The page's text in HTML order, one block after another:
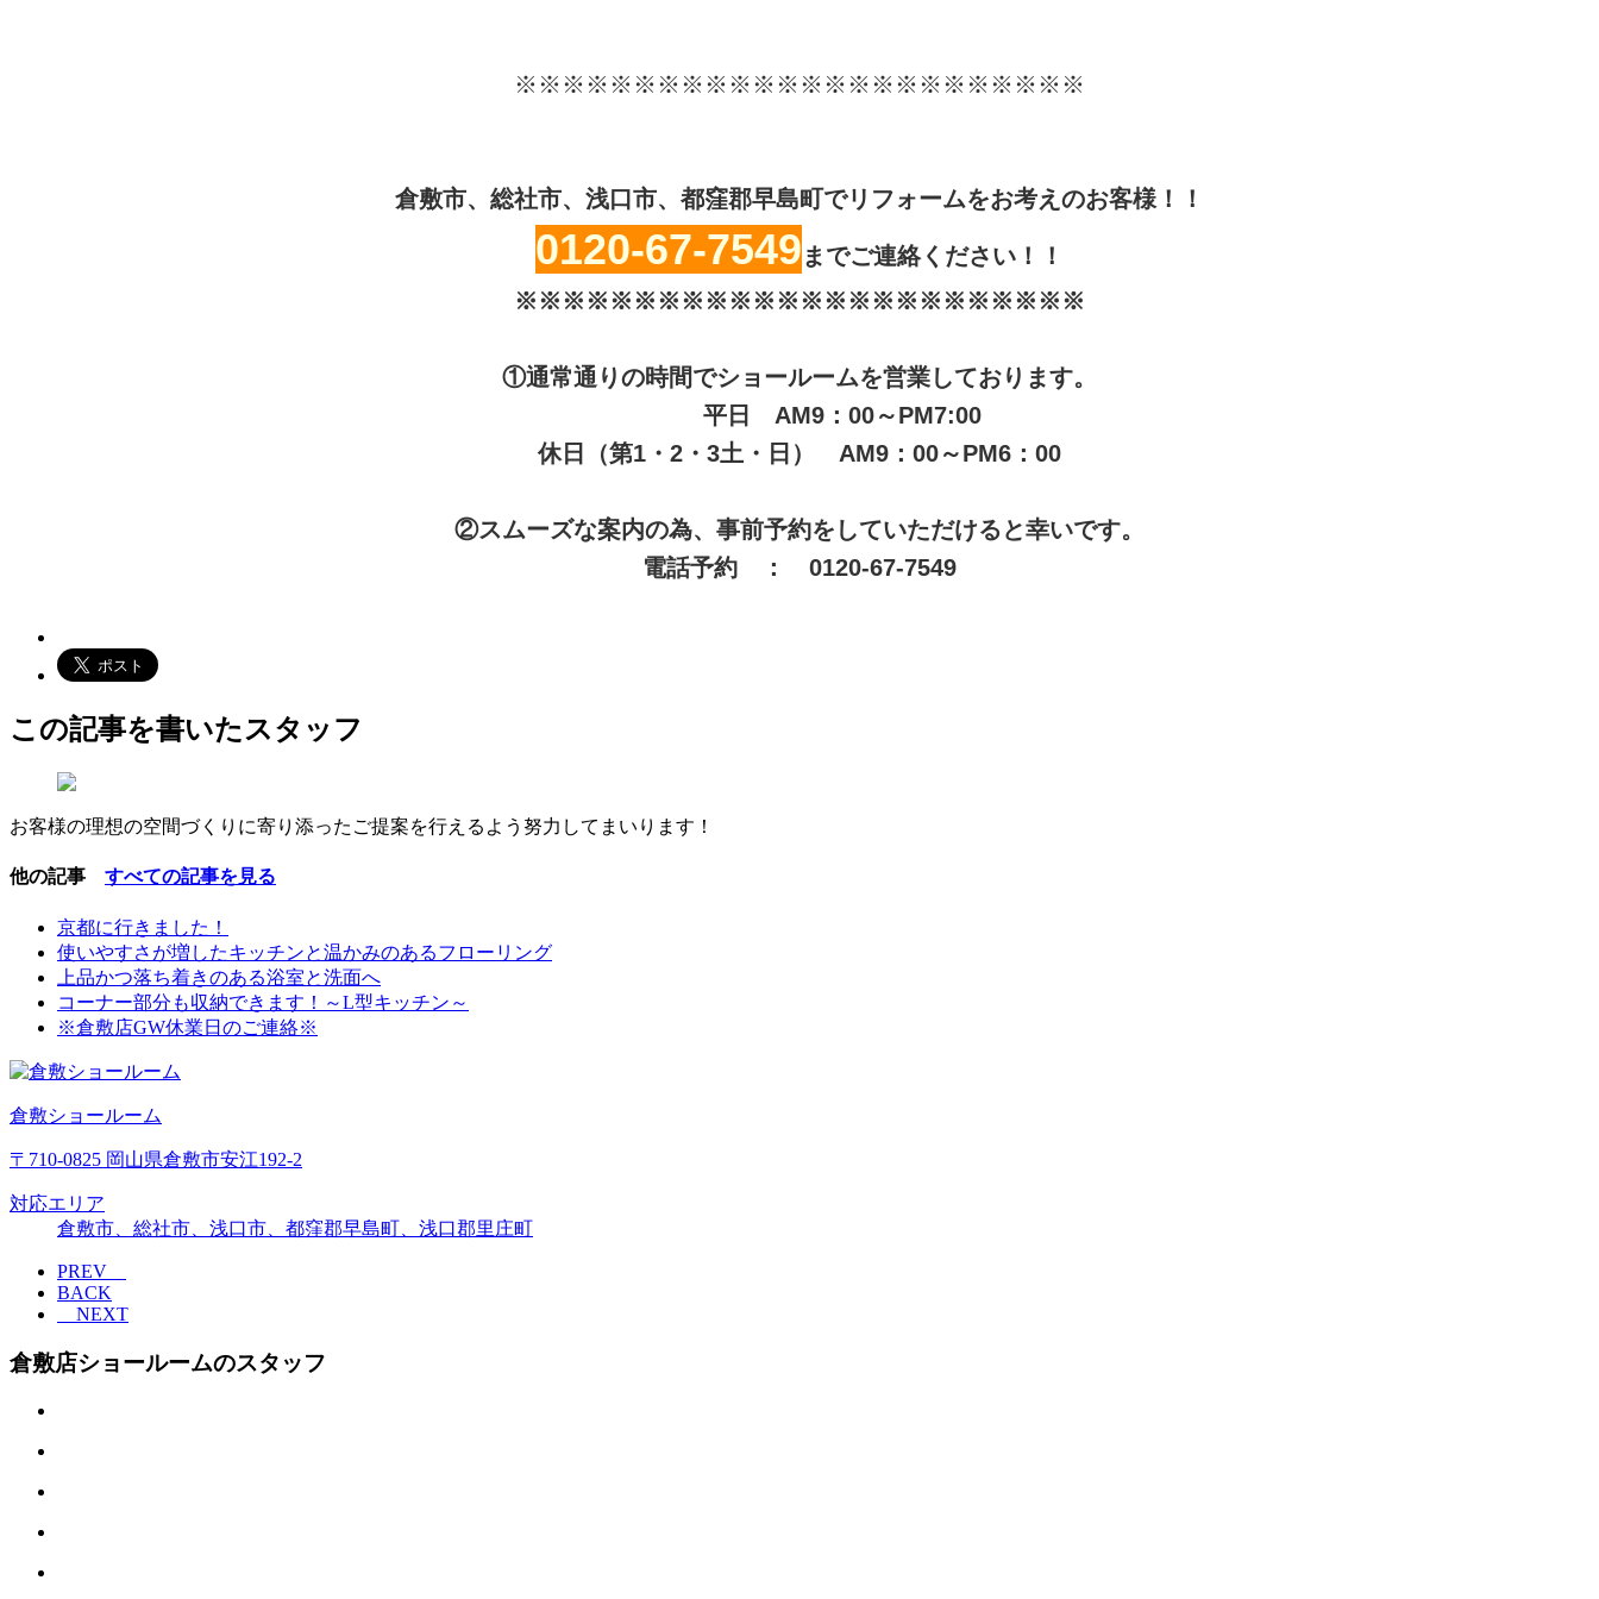
※※※※※※※※※※※※※※※※※※※※※※※※
倉敷市、総社市、浅口市、都窪郡早島町でリフォームをお考えのお客様！！
0120-67-7549 までご連絡ください！！
※※※※※※※※※※※※※※※※※※※※※※※※
①通常通りの時間でショールームを営業しております。
平日 AM9：00～PM7:00
休日（第1・2・3土・日） AM9：00～PM6：00
②スムーズな案内の為、事前予約をしていただけると幸いです。
電話予約 ： 0120-67-7549
この記事を書いたスタッフ
お客様の理想の空間づくりに寄り添ったご提案を行えるよう努力してまいります！
他の記事 すべての記事を見る
京都に行きました！
使いやすさが増したキッチンと温かみのあるフローリング
上品かつ落ち着きのある浴室と洗面へ
コーナー部分も収納できます！～L型キッチン～
※倉敷店GW休業日のご連絡※
倉敷ショールーム
〒710-0825 岡山県倉敷市安江192-2
対応エリア
倉敷市、総社市、浅口市、都窪郡早島町、浅口郡里庄町
PREV
BACK
NEXT
倉敷店ショールームのスタッフ